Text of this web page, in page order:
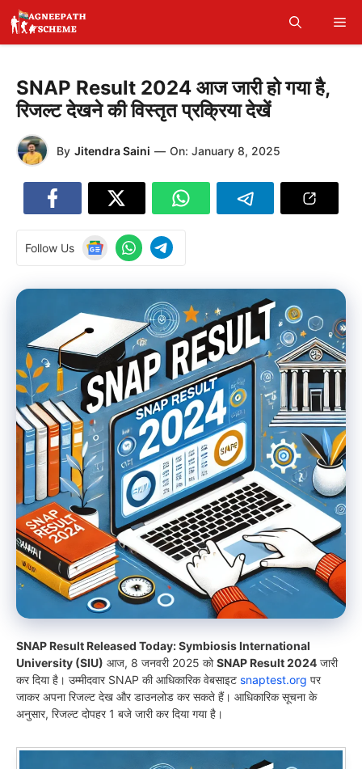
Skip
content
SNAP Result 2024 आज जारी हो गया है,
रिजल्ट देखने की विस्तृत प्रक्रिया देखें
By Jitendra Saini — On: January 8, 2025
Follow Us
SNAP Result Released Today: Symbiosis International
University (SIU) आज, 8 जनवरी 2025 कोSNAP Result 2024 जारी
कर दिया है। उम्मीदवार SNAP की आधिकारिक वेबसाइट snaptest.org पर
जाकर अपना रिजल्ट देख और डाउनलोड कर सकते हैं। आधिकारिक सूचना के
अनुसार, रिजल्ट दोपहर 1 बजे जारी कर दिया गया है।